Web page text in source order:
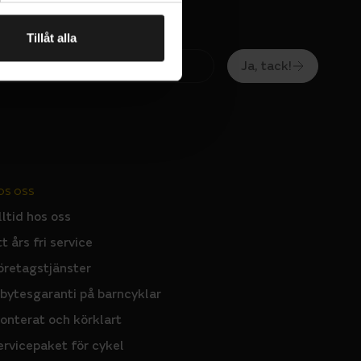
Tillåt alla
Ja, tack!
OSS
hos oss
års fri service
på barncyklar
och körklart
för cykel